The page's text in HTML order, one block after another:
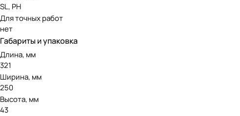
SL, PH
Для точных работ
нет
Габариты и упаковка
Длина, мм
321
Ширина, мм
250
Высота, мм
43